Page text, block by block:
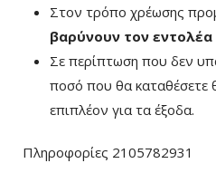
Στον τρόπο χρέωσης
βαρύνουν τον εντολέα
Σε περίπτωση που δεν
ποσό που θα καταθέσετε
επιπλέον για τα έξοδα.
Πληροφορίες 2105782931